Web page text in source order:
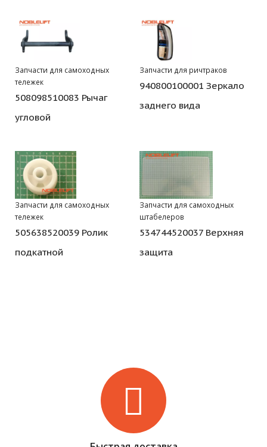
Запчасти для самоходных
тележек
508098510083 Рычаг
угловой
Запчасти для ричтраков
940800100001 Зеркало
заднего вида
Запчасти для самоходных
тележек
505638520039 Ролик
подкатной
Запчасти для самоходных
штабелеров
534744520037 Верхняя
защита